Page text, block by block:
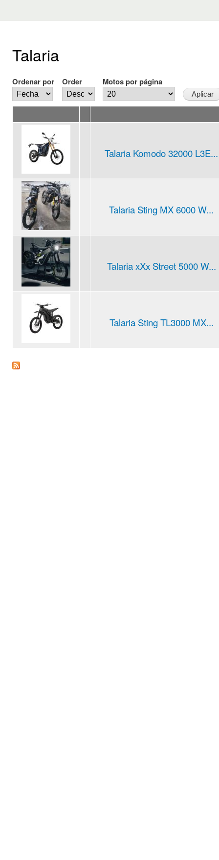
Talaria
Ordenar por Order Motos por página
Talaria Komodo 32000 L3E...
Talaria Sting MX 6000 W...
Talaria xXx Street 5000 W...
Talaria Sting TL3000 MX...